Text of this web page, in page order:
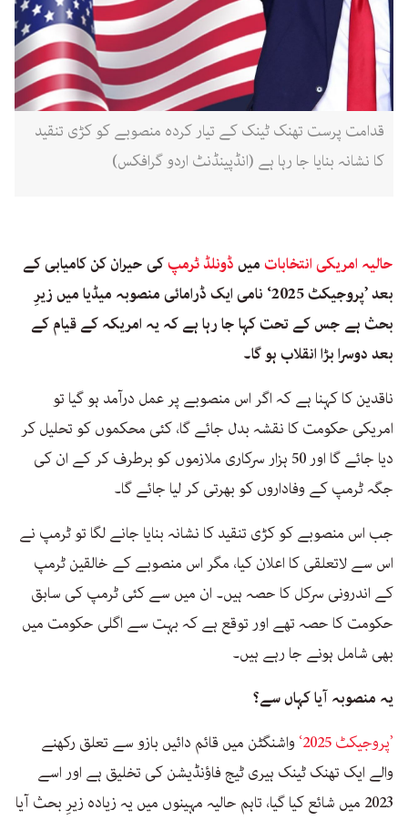
قدامت پرست تھنک ٹینک کے تیار کردہ منصوبے کو کڑی تنقید
کا نشانہ بنایا جا رہا ہے (انڈپینڈنٹ اردو گرافکس)
حالیہ امریکی انتخاباتمیں ڈونلڈ ٹرمپکی حیران کن کامیابی کے
بعد ’پروجیکٹ 2025‘ نامی ایک ڈرامائی منصوبہ میڈیا میں زیرِ
بحث ہے جس کے تحت کہا جا رہا ہے کہ یہ امریکہ کے قیام کے
بعد دوسرا بڑا انقلاب ہو گا۔
ناقدین کا کہنا ہے کہ اگر اس منصوبے پر عمل درآمد ہو گیا تو
امریکی حکومت کا نقشہ بدل جائے گا، کئی محکموں کو تحلیل کر
دیا جائے گا اور 50 ہزار سرکاری ملازموں کو برطرف کر کے ان کی
جگہ ٹرمپ کے وفاداروں کو بھرتی کر لیا جائے گا۔
جب اس منصوبے کو کڑی تنقید کا نشانہ بنایا جانے لگا تو ٹرمپ نے
اس سے لاتعلقی کا اعلان کیا، مگر اس منصوبے کے خالقین ٹرمپ
کے اندرونی سرکل کا حصہ ہیں۔ ان میں سے کئی ٹرمپ کی سابق
حکومت کا حصہ تھے اور توقع ہے کہ بہت سے اگلی حکومت میں
بھی شامل ہونے جا رہے ہیں۔
یہ منصوبہ آیا کہاں سے؟
’پروجیکٹ 2025‘
واشنگٹن میں قائم دائیں بازو سے تعلق رکھنے
والے ایک تھنک ٹینک ہیری ٹیج فاؤنڈیشن کی تخلیق ہے اور اسے
2023 میں شائع کیا گیا، تاہم حالیہ مہینوں میں یہ زیادہ زیرِ بحث آیا